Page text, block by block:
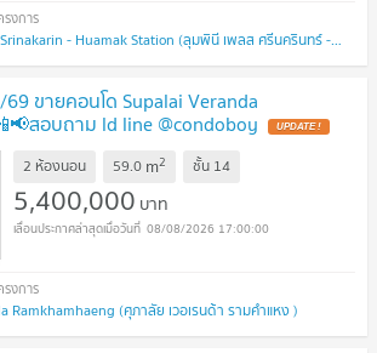
Lumpini Place Srinakarin - Huamak Station (ลุมพินี เพลส ศรีนครินทร์ - หัวหมาก สเตชั่น)
ขายคอนโด Supalai Veranda
สอบถาม ld line @condoboy UPDATE !
2 ห้องนอน 59.0 m2 ชั้น 14
5,400,000 บาท
08/08/2026 17:00:00
Ramkhamhaeng (ศุภาลัย เวอเรนด้า รามคำแหง )